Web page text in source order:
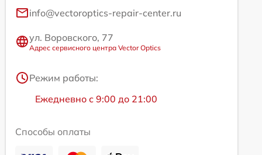
info@vectoroptics-repair-center.ru
ул. Воровского, 77
Адрес сервисного центра Vector Optics
Режим работы:
Ежедневно с 9:00 до 21:00
Способы оплаты